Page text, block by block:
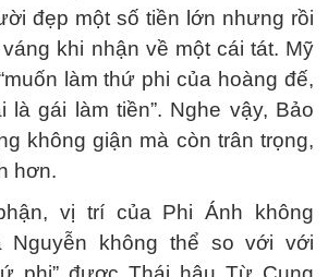
đẹp một số tiền lớn nhưng rồi
khi nhận về một cái tát. Mỹ
làm thứ phi của hoàng đế,
là gái làm tiền”. Nghe vậy, Bảo
không giận mà còn trân trọng,
hơn.
vị trí của Phi Ánh không
Nguyễn không thể so với với